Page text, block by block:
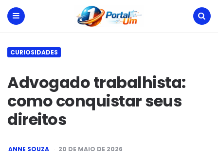
CURIOSIDADES
Advogado trabalhista:
como conquistar seus
direitos
POSTED
BY
ANNE SOUZA 20 DE MAIO DE 2026